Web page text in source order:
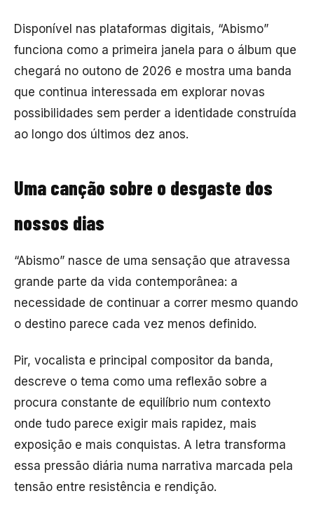
Disponível nas plataformas digitais, “Abismo”
funciona como a primeira janela para o álbum que
chegará no outono de 2026 e mostra uma banda
que continua interessada em explorar novas
possibilidades sem perder a identidade construída
ao longo dos últimos dez anos.
Uma canção sobre o desgaste dos
nossos dias
“Abismo” nasce de uma sensação que atravessa
grande parte da vida contemporânea: a
necessidade de continuar a correr mesmo quando
o destino parece cada vez menos definido.
Pir, vocalista e principal compositor da banda,
descreve o tema como uma reflexão sobre a
procura constante de equilíbrio num contexto
onde tudo parece exigir mais rapidez, mais
exposição e mais conquistas. A letra transforma
essa pressão diária numa narrativa marcada pela
tensão entre resistência e rendição.